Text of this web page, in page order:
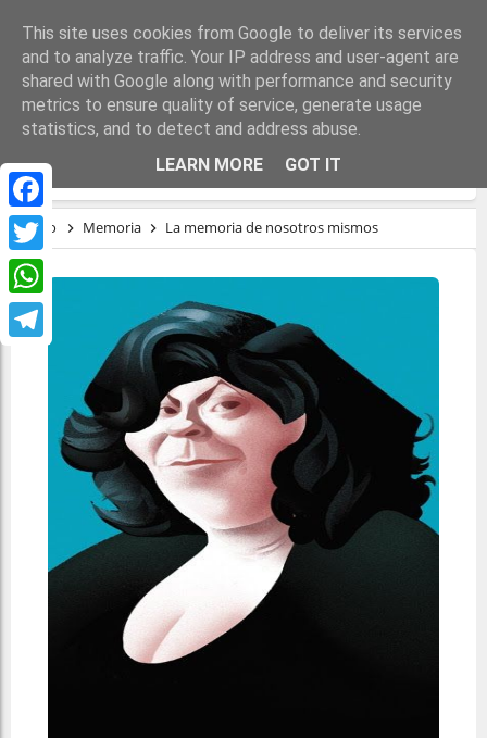
Facebook
Twitter
WhatsApp
LA MEMORIA DE NOSOTROS MISMOS
Inicio Memoria La memoria de nosotros mismos
This site uses cookies from Google to deliver its services
and to analyze traffic. Your IP address and user-agent are
shared with Google along with performance and security
metrics to ensure quality of service, generate usage
statistics, and to detect and address abuse.
LEARN MORE
GOT IT